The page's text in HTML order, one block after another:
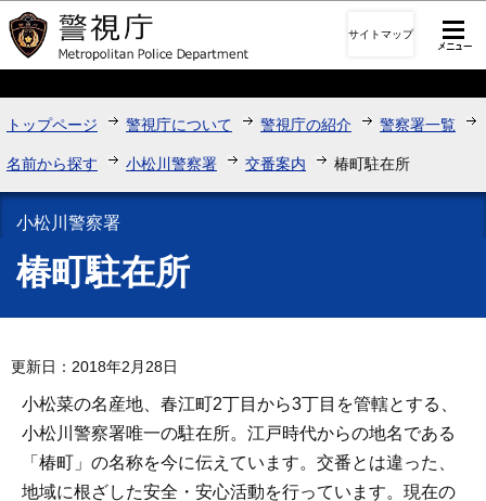
このページの本文へ移動
サイトマップ
トップページ 警視庁について 警視庁の紹介 警察署一覧
名前から探す 小松川警察署 交番案内 椿町駐在所
小松川警察署
椿町駐在所
更新日：2018年2月28日
小松菜の名産地、春江町2丁目から3丁目を管轄とする、
小松川警察署唯一の駐在所。江戸時代からの地名である
「椿町」の名称を今に伝えています。交番とは違った、
地域に根ざした安全・安心活動を行っています。現在の